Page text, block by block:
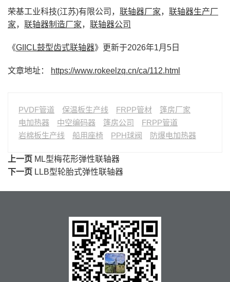
荣基工业科技(江苏)有限公司， 联轴器厂家， 联轴器生产厂
家， 联轴器制造厂家， 联轴器公司
《GIICL鼓型齿式联轴器》更新于2026年1月5日
文章地址： https://www.rokeelzq.cn/ca/112.html
PVDF管道 保温板生产线 FRPP管材
篷房厂家
电加热器
中空编码器 篷房公司
FRPP管道
岩棉板生产线
船用座椅 PPH球阀 防爆电加热器
上一页 ML型梅花形弹性联轴器
下一页 LLB型轮胎式弹性联轴器